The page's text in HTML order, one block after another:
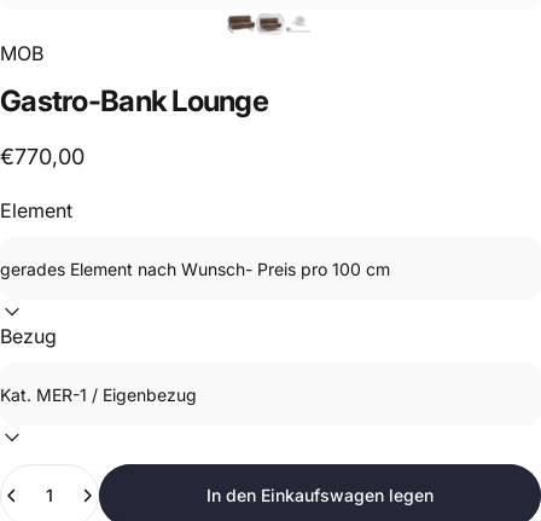
MOB
Gastro-BankLounge
€770,00
Element
Bezug
In den Einkaufswagen legen